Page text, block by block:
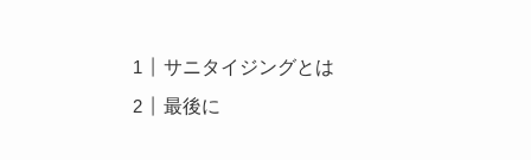
サニタイジングとは
最後に